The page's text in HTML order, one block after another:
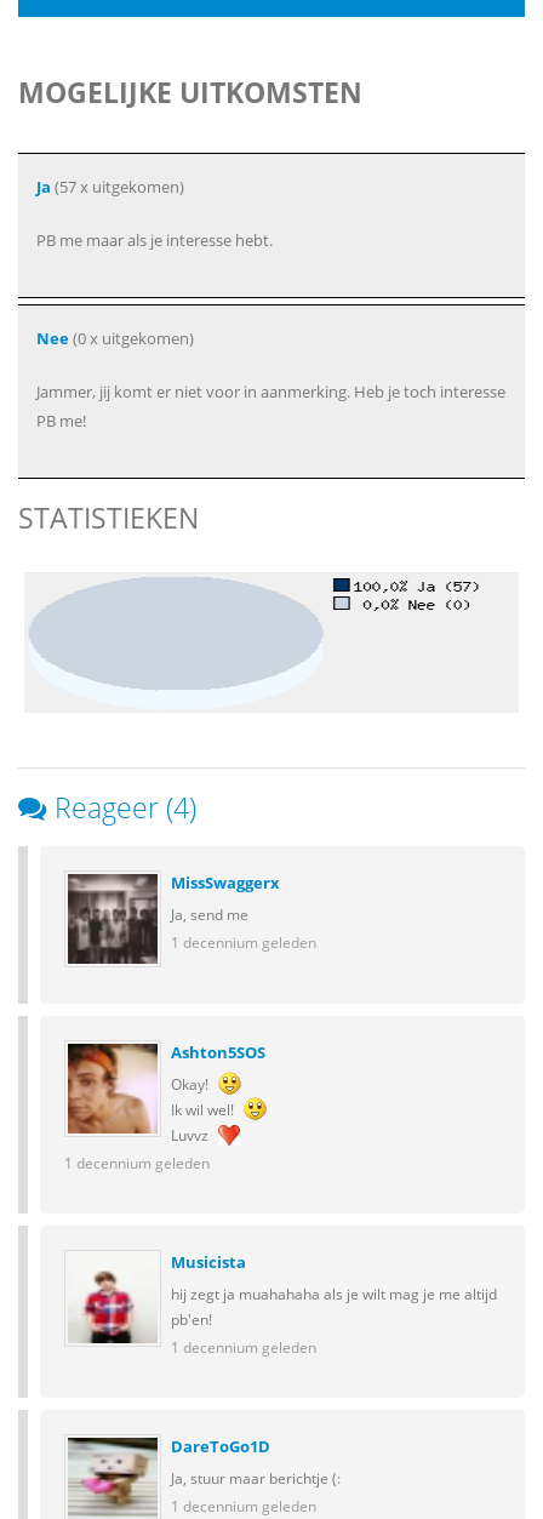
MOGELIJKE UITKOMSTEN
Ja (57 x uitgekomen)
PB me maar als je interesse hebt.
Nee(0 x uitgekomen)
Jammer, jij komt er niet voor in aanmerking. Heb je toch interesse
PB me!
STATISTIEKEN
Reageer (4)
MissSwaggerx
Ja, send me
1 decennium geleden
Ashton5SOS
Okay!
Ik wil wel!
Luvvz
1 decennium geleden
Musicista
hij zegt ja muahahaha als je wilt mag je me altijd
pb'en!
1 decennium geleden
DareToGo1D
Ja, stuur maar berichtje (:
1 decennium geleden